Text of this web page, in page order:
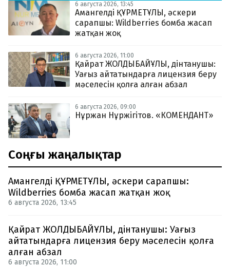
6 августа 2026, 13:45
Амангелді ҚҰРМЕТҰЛЫ, әскери
сарапшы: Wildberries бомба жасап
жатқан жоқ
6 августа 2026, 11:00
Қайрат ЖОЛДЫБАЙҰЛЫ, дінтанушы:
Уағыз айтатындарға лицензия беру
мәселесін қолға алған абзал
6 августа 2026, 09:00
Нұржан Нұржігітов. «КОМЕНДАНТ»
Соңғы жаңалықтар
Амангелді ҚҰРМЕТҰЛЫ, әскери сарапшы:
Wildberries бомба жасап жатқан жоқ
6 августа 2026, 13:45
Қайрат ЖОЛДЫБАЙҰЛЫ, дінтанушы: Уағыз
айтатындарға лицензия беру мәселесін қолға
алған абзал
6 августа 2026, 11:00